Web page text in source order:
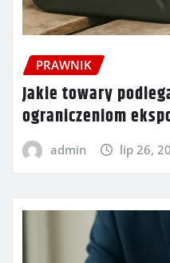
PRAWNIK
Jakie towary
ograniczeniom
admin lip 26,